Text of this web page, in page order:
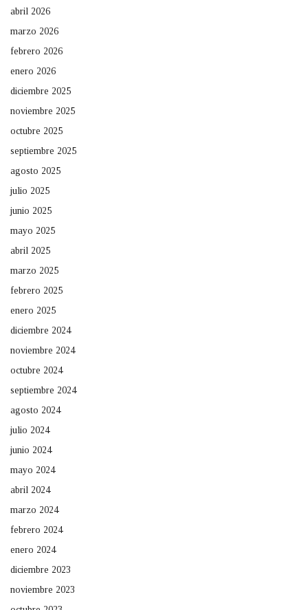
abril 2026
marzo 2026
febrero 2026
enero 2026
diciembre 2025
noviembre 2025
octubre 2025
septiembre 2025
agosto 2025
julio 2025
junio 2025
mayo 2025
abril 2025
marzo 2025
febrero 2025
enero 2025
diciembre 2024
noviembre 2024
octubre 2024
septiembre 2024
agosto 2024
julio 2024
junio 2024
mayo 2024
abril 2024
marzo 2024
febrero 2024
enero 2024
diciembre 2023
noviembre 2023